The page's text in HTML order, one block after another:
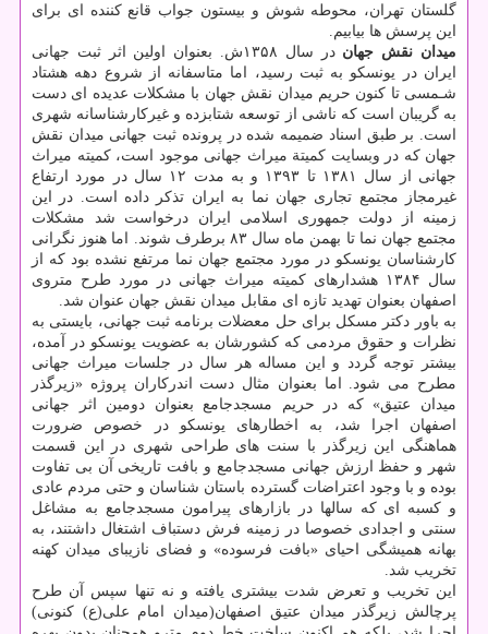
گلستان تهران، محوطه شوش و بیستون جواب قانع كننده ای برای
این پرسش ها بیابیم.
میدان نقش جهان
در سال ۱۳۵۸ش. بعنوان اولین اثر ثبت جهانی
ایران در یونسكو به ثبت رسید، اما متاسفانه از شروع دهه هشتاد
شـمسی تا كنون حریم میدان نقش جهان با مشكلات عدیده ای دست
به گریبان است كه ناشی از توسعه شتابزده و غیركارشناسانه شهری
است. بر طبق اسناد ضمیمه شده در پرونده ثبت جهانی میدان نقش
جهان كه در وبسایت كمیتة میراث جهانی موجود است، كمیته میراث
جهانی از سال ۱۳۸۱ تا ۱۳۹۳ و به مدت ۱۲ سال در مورد ارتفاع
غیرمجاز مجتمع تجاری جهان نما به ایران تذكر داده است. در این
زمینه از دولت جمهوری اسلامی ایران درخواست شد مشكلات
مجتمع جهان نما تا بهمن ماه سال ۸۳ برطرف شوند. اما هنوز نگرانی
كارشناسان یونسكو در مورد مجتمع جهان نما مرتفع نشده بود كه از
سال ۱۳۸۴ هشدارهای كمیته میراث جهانی در مورد طرح متروی
اصفهان بعنوان تهدید تازه ای مقابل میدان نقش جهان عنوان شد.
به باور دكتر مسكل برای حل معضلات برنامه ثبت جهانی، بایستی به
نظرات و حقوق مردمی كه كشورشان به عضویت یونسكو در آمده،
بیشتر توجه گردد و این مساله هر سال در جلسات میراث جهانی
مطرح می شود. اما بعنوان مثال دست اندركاران پروژه «زیرگذر
میدان عتیق» كه در حریم مسجدجامع بعنوان دومین اثر جهانی
اصفهان اجرا شد، به اخطارهای یونسكو در خصوص ضرورت
هماهنگی این زیرگذر با سنت های طراحی شهری در این قسمت
شهر و حفظ ارزش جهانی مسجدجامع و بافت تاریخی آن بی تفاوت
بوده و با وجود اعتراضات گسترده باستان شناسان و حتی مردم عادی
و كسبه ای كه سالها در بازارهای پیرامون مسجدجامع به مشاغل
سنتی و اجدادی خصوصا در زمینه فرش دستباف اشتغال داشتند، به
بهانه همیشگی احیای «بافت فرسوده» و فضای نازیبای میدان كهنه
تخریب شد.
این تخریب و تعرض شدت بیشتری یافته و نه تنها سپس آن طرح
پرچالش زیرگذر میدان عتیق اصفهان(میدان امام علی(ع) كنونی)